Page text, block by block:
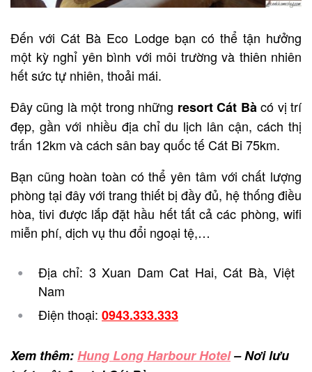
Đến với Cát Bà Eco Lodge bạn có thể tận hưởng
một kỳ nghỉ yên bình với môi trường và thiên nhiên
hết sức tự nhiên, thoải mái.
Đây cũng là một trong những resort Cát Bàcó vị trí
đẹp, gần với nhiều địa chỉ du lịch lân cận, cách thị
trấn 12km và cách sân bay quốc tế Cát Bi 75km.
Bạn cũng hoàn toàn có thể yên tâm với chất lượng
phòng tại đây với trang thiết bị đầy đủ, hệ thống điều
hòa, tivi được lắp đặt hầu hết tất cả các phòng, wifi
miễn phí, dịch vụ thu đổi ngoại tệ,…
Địa chỉ: 3 Xuan Dam Cat Hai, Cát Bà, Việt
Nam
Điện thoại: 0943.333.333
Xem thêm:Hung Long Harbour Hotel– Nơi lưu